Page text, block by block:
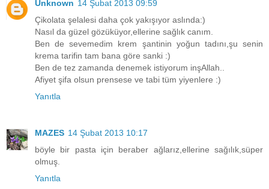
Unknown 14 Şubat 2013 09:59
Çikolata şelalesi daha çok yakışıyor aslında:)
Nasıl da güzel gözüküyor,ellerine sağlık canım.
Ben de sevemedim krem şantinin yoğun tadını,şu senin
krema tarifin tam bana göre sanki :)
Ben de tez zamanda denemek istiyorum inşAllah..
Afiyet şifa olsun prensese ve tabi tüm yiyenlere :)
Yanıtla
MAZES 14 Şubat 2013 10:17
böyle bir pasta için beraber ağlarız,ellerine sağılık,süper
olmuş.
Yanıtla